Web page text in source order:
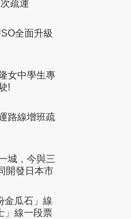
疏運
全面升級
女中學生專
!
路線增班疏
城，今與三
開發日本市
金瓜石」線
」線一段票